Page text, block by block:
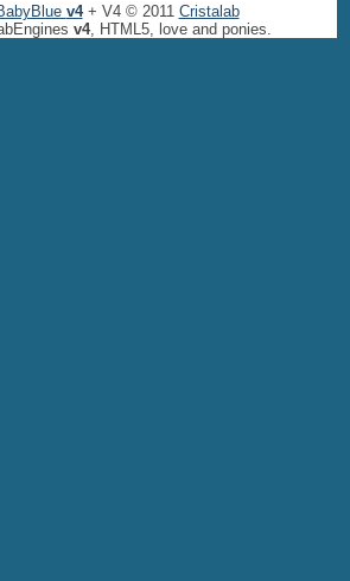
v4+ V4 © 2011 Cristalab
v4, HTML5, love and ponies.